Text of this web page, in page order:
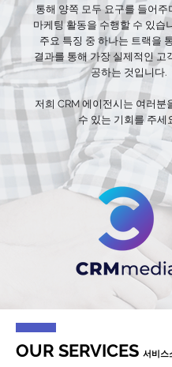
통해 양쪽 모두 요구를 들어주
마케팅 활동을 수행할 수 있습
주요 특징 중 하나는 트랙을
결과를 통해 가장 실제적인 고
공하는 것입니다.
저희 CRM 에이전시는 여러분
수 있는 기회를 주세
OUR SERVICES 서비스